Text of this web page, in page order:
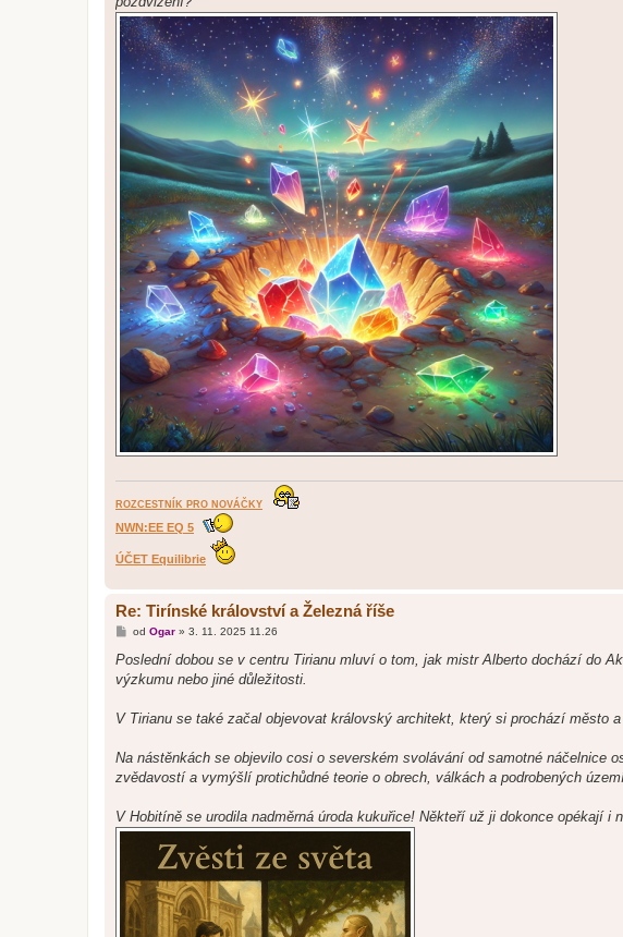
ROZCESTNÍK PRO NOVÁČKY
NWN:EE EQ 5
ÚČET Equilibrie
Re: Tirínské království a Železná říše
P
í
p
e
od Ogar» 3. 11. 2025 11.26
Poslední dobou se v centru Tirianu mluví o tom, jak mistr Alberto dochází do
výzkumu nebo jiné důležitosti.
V Tirianu se také začal objevovat královský architekt, který si prochází město
Na nástěnkách se objevilo cosi o severském svolávání od samotné náčelnice
zvědavostí a vymýšlí protichůdné teorie o obrech, válkách a podrobených
V Hobitíně se urodila nadměrná úroda kukuřice! Někteří už ji dokonce opékají i